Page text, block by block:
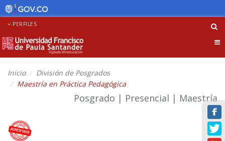
PERFILES
Inicio
División de Posgrados
Maestría en Práctica Pedagógica
Posgrado | Presencial | Maestría